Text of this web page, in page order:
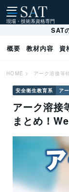
現場・技術系資格専門
SAT
概要
教材内容 資
HOME > アーク溶接等
安全衛生教育系 ア
アーク溶接
まとめ！